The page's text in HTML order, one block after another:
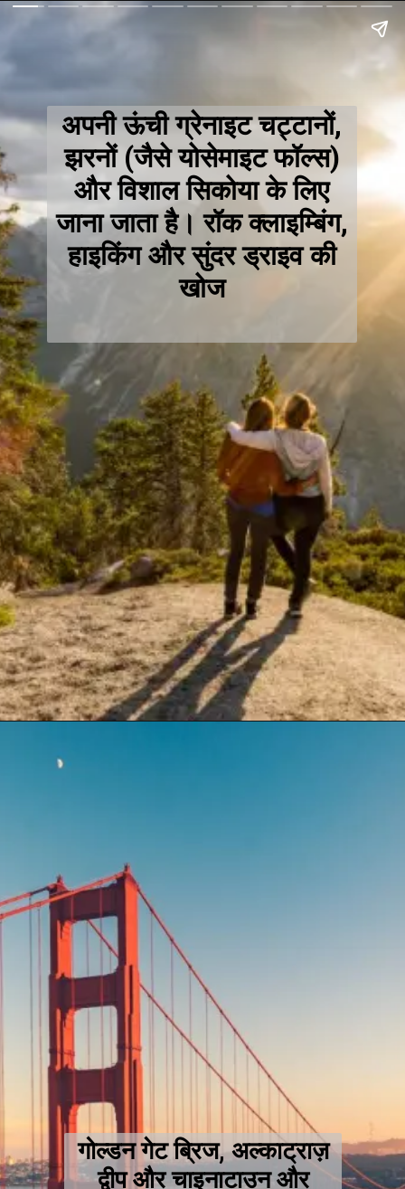
अपनी ऊंची ग्रेनाइट चट्टानों,
झरनों (जैसे योसेमाइट फॉल्स)
और विशाल सिकोया के लिए
जाना जाता है। रॉक क्लाइम्बिंग,
हाइकिंग और सुंदर ड्राइव की
खोज
गोल्डन गेट ब्रिज, अल्काट्राज़
द्वीप और चाइनाटाउन और